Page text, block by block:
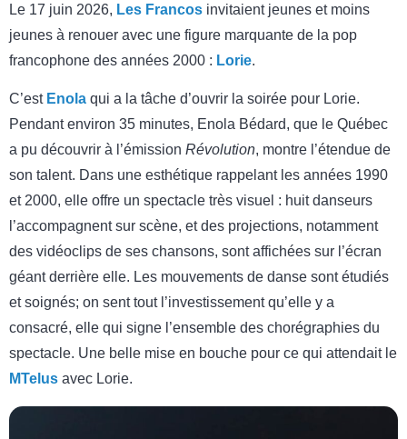
Le 17 juin 2026, Les Francos invitaient jeunes et moins
jeunes à renouer avec une figure marquante de la pop
francophone des années 2000 : Lorie.
C’est Enola qui a la tâche d’ouvrir la soirée pour Lorie.
Pendant environ 35 minutes, Enola Bédard, que le Québec
a pu découvrir à l’émission Révolution, montre l’étendue de
son talent. Dans une esthétique rappelant les années 1990
et 2000, elle offre un spectacle très visuel : huit danseurs
l’accompagnent sur scène, et des projections, notamment
des vidéoclips de ses chansons, sont affichées sur l’écran
géant derrière elle. Les mouvements de danse sont étudiés
et soignés; on sent tout l’investissement qu’elle y a
consacré, elle qui signe l’ensemble des chorégraphies du
spectacle. Une belle mise en bouche pour ce qui attendait le
MTelus avec Lorie.